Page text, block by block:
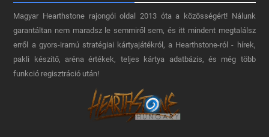
Magyar Hearthstone​ rajongói oldal 2013 óta a közösségért! Nálunk
garantáltan nem maradsz le semmiről sem, és itt mindent megtalálsz
erről a gyors-iramú stratégiai kártyajátékról, a Hearthstone-ról - hírek,
pakli készítő, aréna értékek, teljes kártya adatbázis, és még több
funkció regisztráció után!